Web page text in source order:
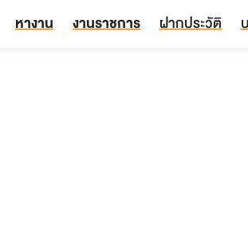
หางาน งานราชการ ฝากประวัติ